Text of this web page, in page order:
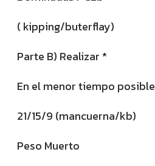
( kipping/buterflay)
Parte B) Realizar *
En el menor tiempo posible
21/15/9 (mancuerna/kb)
Peso Muerto